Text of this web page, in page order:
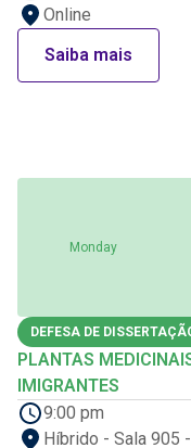
Online
Saiba mais
Monday
DEFESA DE
PLANTAS
IMIGRANTES
9:00 pm
Híbrido - Sala 905